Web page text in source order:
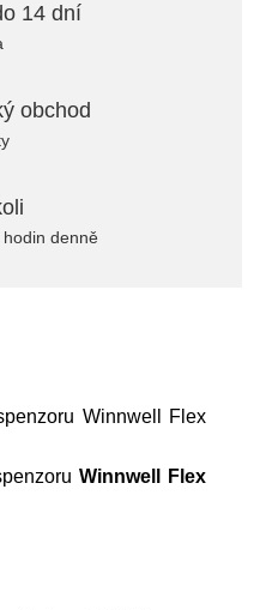
14 dní
obchod
denně
Winnwell Flex
Winnwell Flex